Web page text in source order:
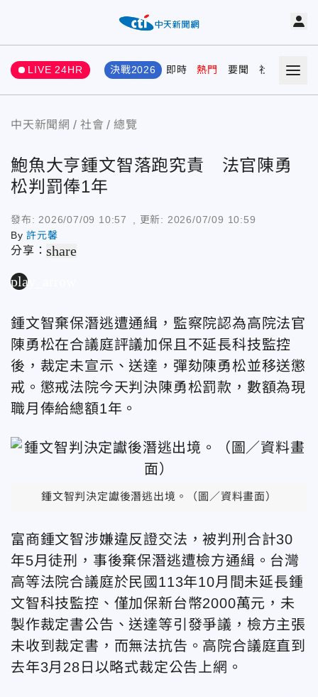
LIVE 24HR 決戰2026 即時 熱門 要聞 社會 娛樂
中天新聞網 社會 總覽
鮑魚大亨鍾文智落跑究責 法官陳勇
松判罰俸1年
發布: 2026/07/09 10:57 , 更新: 2026/07/09 10:59
By許元馨
分享：share
play_arrow
鍾文智棄保潛逃遭通緝，監察院認為高院法官
陳勇松在合議庭評議加保且不延長科技監控
後，裁定未宣示、送達，彈劾陳勇松並移送懲
戒。懲戒法院今天判決陳勇松罰款，數額為現
職月俸給總額1年。
鍾文智判決定讞後潛逃出境。（圖／資料畫面）
富商鍾文智涉嫌違反證交法，被判刑合計30
年5月徒刑，事後棄保潛逃遭檢方通緝。台灣
高等法院合議庭於民國113年10月間未延長鍾
文智科技監控、僅加保新台幣2000萬元，未
製作裁定書公告、送達等引發爭議，檢方主張
未收到裁定書，而無法抗告。高院合議庭直到
去年3月28日以略式裁定公告上網。